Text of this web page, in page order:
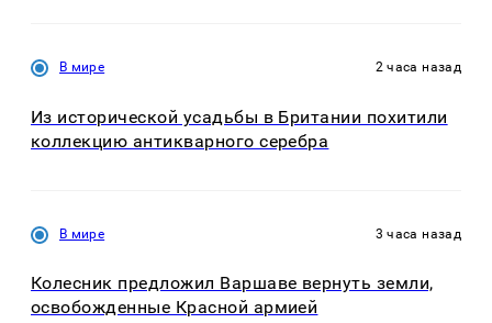
В мире 2 часа назад
Из исторической усадьбы в Британии похитили
коллекцию антикварного серебра
В мире 3 часа назад
Колесник предложил Варшаве вернуть земли,
освобожденные Красной армией